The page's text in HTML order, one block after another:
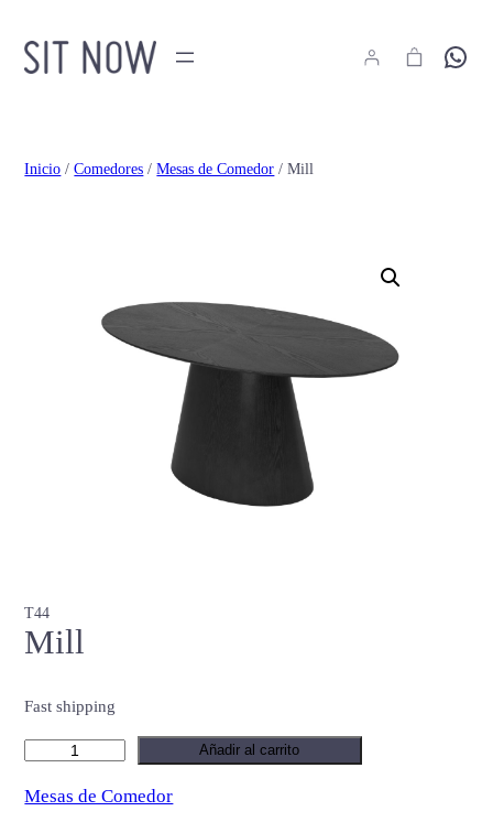
Hola
Inicio /Comedores /Mesas de Comedor / Mill
T44
Mill
Fast shipping
l
Añadir al carrito
Mesas de Comedor